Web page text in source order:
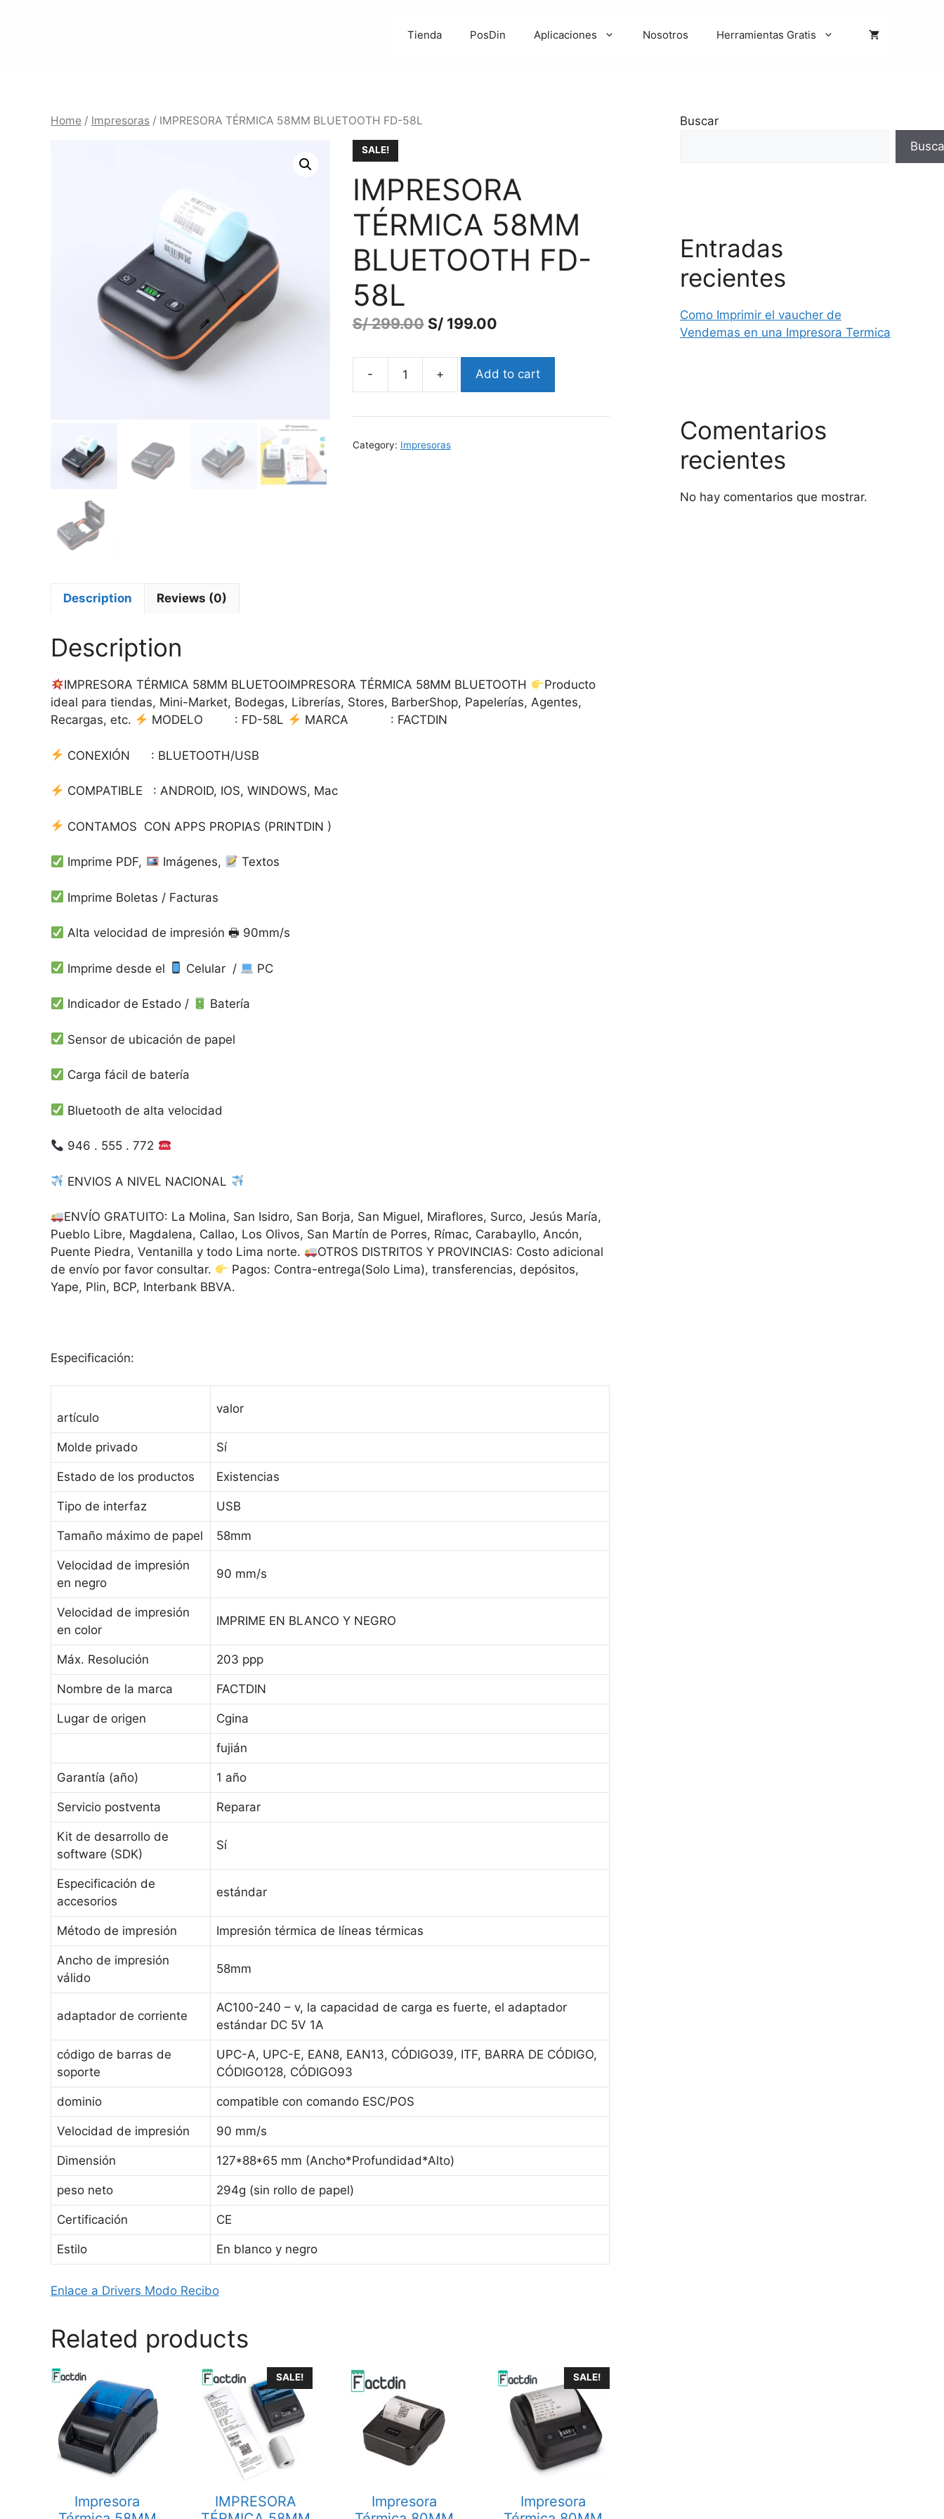
Tienda PosDin Aplicaciones Nosotros Herramientas Gratis
Home / Impresoras / IMPRESORA TÉRMICA 58MM BLUETOOTH FD-58L
SALE!
IMPRESORA
TÉRMICA 58MM
BLUETOOTH FD-
58L
S/299.00 S/199.00
IMPRESORA
58MM
FD-
Add to cart
Category: Impresoras
Description Reviews (0)
Description
IMPRESORA TÉRMICA 58MM BLUETOOIMPRESORA TÉRMICA 58MM BLUETOOTH
Producto
ideal para tiendas, Mini-Market, Bodegas, Librerías, Stores, BarberShop, Papelerías, Agentes,
Recargas, etc.
MODELO : FD-58L MARCA : FACTDIN
CONEXIÓN : BLUETOOTH/USB
COMPATIBLE : ANDROID, IOS, WINDOWS, Mac
CONTAMOS CON APPS PROPIAS (PRINTDIN )
Imprime PDF, Imágenes, Textos
Imprime Boletas / Facturas
Alta velocidad de impresión 🖶 90mm/s
Imprime desde el Celular / PC
Indicador de Estado / Batería
Sensor de ubicación de papel
Carga fácil de batería
Bluetooth de alta velocidad
946 . 555 . 772
ENVIOS A NIVEL NACIONAL
ENVÍO GRATUITO: La Molina, San Isidro, San Borja, San Miguel, Miraflores, Surco, Jesús María,
Pueblo Libre, Magdalena, Callao, Los Olivos, San Martín de Porres, Rímac, Carabayllo, Ancón,
Puente Piedra, Ventanilla y todo Lima norte.
OTROS DISTRITOS Y PROVINCIAS: Costo adicional
de envío por favor consultar.
Pagos: Contra-entrega(Solo Lima), transferencias, depósitos,
Yape, Plin, BCP, Interbank BBVA.
Especificación:
artículo
valor
Molde privado Sí
Estado de los productos Existencias
Tipo de interfaz USB
Tamaño máximo de papel 58mm
Velocidad de impresión
en negro
90 mm/s
Velocidad de impresión
en color
IMPRIME EN BLANCO Y NEGRO
Máx. Resolución 203 ppp
Nombre de la marca FACTDIN
Lugar de origen Cgina
fujián
Garantía (año) 1 año
Servicio postventa Reparar
Kit de desarrollo de
software (SDK)
Sí
Especificación de
accesorios
estándar
Método de impresión Impresión térmica de líneas térmicas
Ancho de impresión
válido
58mm
adaptador de corriente
AC100-240 – v, la capacidad de carga es fuerte, el adaptador
estándar DC 5V 1A
código de barras de
soporte
UPC-A, UPC-E, EAN8, EAN13, CÓDIGO39, ITF, BARRA DE CÓDIGO,
CÓDIGO128, CÓDIGO93
dominio compatible con comando ESC/POS
Velocidad de impresión 90 mm/s
Dimensión 127*88*65 mm (Ancho*Profundidad*Alto)
peso neto 294g (sin rollo de papel)
Certificación CE
Estilo En blanco y negro
Enlace a Drivers Modo Recibo
Related products
Impresora
SALE!
IMPRESORA
Impresora
SALE!
Impresora
Buscar
Entradas
recientes
Como Imprimir el vaucher de
Vendemas en una Impresora Termica
Comentarios
recientes
No hay comentarios que mostrar.